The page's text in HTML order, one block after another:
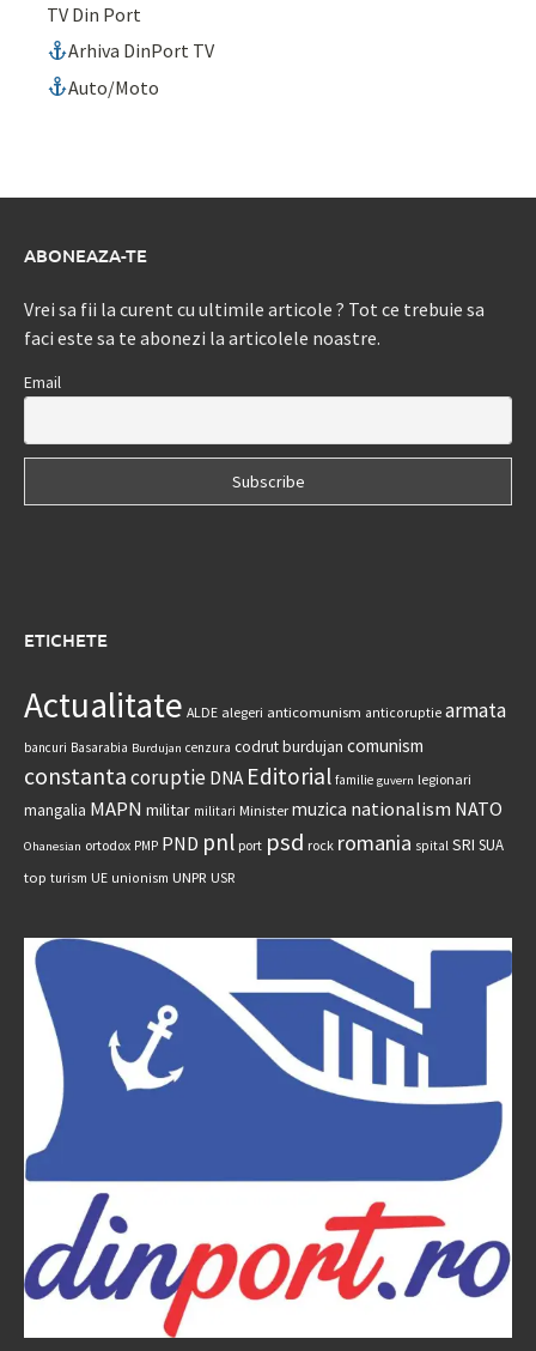
TV Din Port
Arhiva DinPort TV
Auto/Moto
ABONEAZA-TE
Vrei sa fii la curent cu ultimile articole ? Tot ce trebuie sa
faci este sa te abonezi la articolele noastre.
Email
ETICHETE
Actualitate ALDE alegeri anticomunism anticoruptie armata
bancuri Basarabia Burdujan cenzura codrut burdujan comunism
constantacoruptie DNA Editorial familie guvern legionari
mangalia MAPN militar militari Minister muzica nationalism NATO
Ohanesian ortodox PMP PND pnl port psd rock romania spital SRI SUA
top turism UE unionism UNPR USR